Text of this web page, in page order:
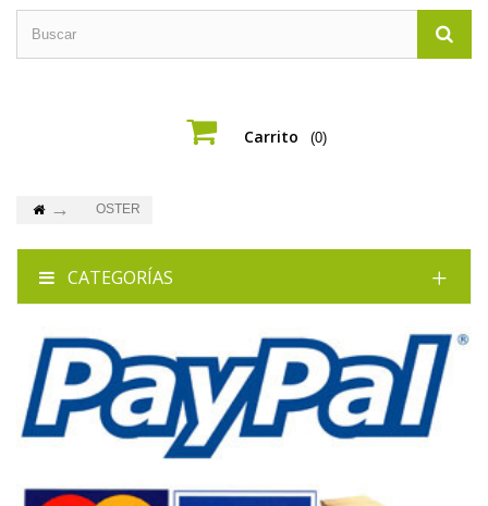
Carrito (0)
OSTER
CATEGORÍAS